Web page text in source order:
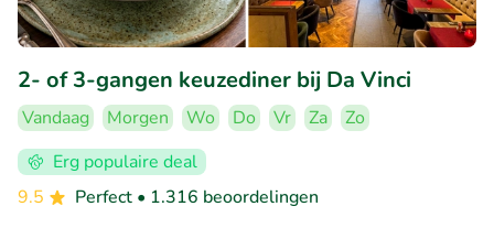
2- of 3-gangen keuzediner bij Da Vinci
Vandaag Morgen Wo Do Vr Za
Zo
Erg populaire deal
9.5
Perfect • 1.316 beoordelingen